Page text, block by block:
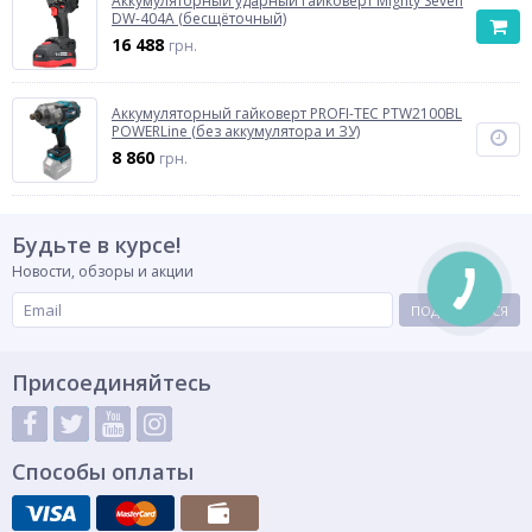
DW-404A (бесщёточный)
16 488 грн.
Аккумуляторный гайковерт PROFI-TEC PTW2100BL
POWERLine (без аккумулятора и ЗУ)
8 860 грн.
Будьте в курсе!
Новости, обзоры и акции
ПОДПИСАТЬСЯ
Присоединяйтесь
Способы оплаты